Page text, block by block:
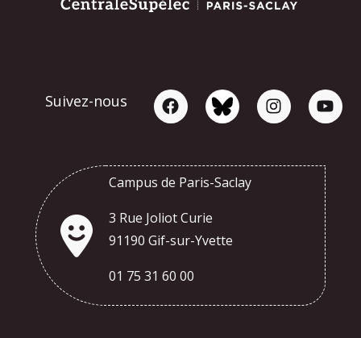
Suivez-nous
Campus de Paris-Saclay
3 Rue Joliot Curie
91190 Gif-sur-Yvette
01 75 31 60 00